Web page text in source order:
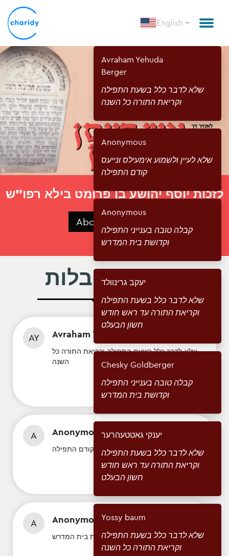
English
Avraham Yehuda
Berger
שלא לדבר כלל בשעת התפילה
וקריאת התורה כל השנה
Anonymous
שלא לעיין ולשמוע אימעילס ונייעס
קודם התפילה
Anonymous
קבלה טובה בענייני התפילה
וקדושת בית המדרש
יעקב גרינוולד
שלא לדבר כלל בשעת התפילה
וקריאת התורה עד ראש חודש
חשון הבעלט
Chesky Goldberger
קבלה טובה בענייני התפילה
וקדושת בית המדרש
יענקי גאטטעהרער
שלא לדבר כלל בשעת התפילה
וקריאת התורה עד ראש חודש
חשון הבעלט
Yossy baum
שלא לדבר כלל בשעת התפילה
וקריאת התורה כל השנה
לזכות יוסף יהושע בן פרומט בילא רפו”ש
About Campaign
513 קבלות
AY Avraham Yehuda Berger
שלא לדבר כלל בשעת התפילה וקריאת התורה כל
השנה
A Anonymous
שלא לעיין ולשמוע אימעילס ונייעס קודם התפילה
A Anonymous
קבלה טובה בענייני התפילה וקדושת בית המדרש